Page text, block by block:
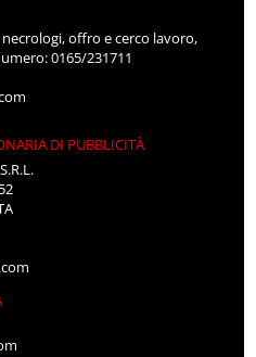
offro e cerco lavoro,
0165/231711
DI PUBBLICITÀ